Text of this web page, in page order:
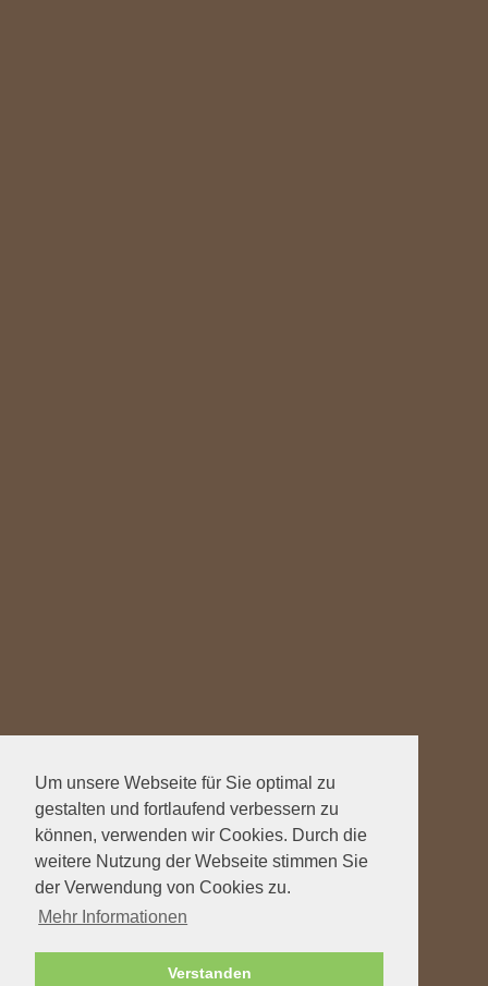
Um unsere Webseite für Sie optimal zu
gestalten und fortlaufend verbessern zu
können, verwenden wir Cookies. Durch die
weitere Nutzung der Webseite stimmen Sie
der Verwendung von Cookies zu.
Mehr Informationen
Verstanden